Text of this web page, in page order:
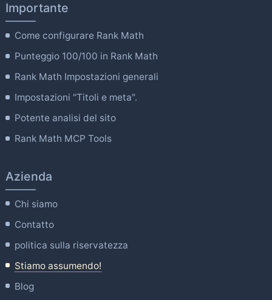
Importante
Come configurare Rank Math
Punteggio 100/100 in Rank Math
Rank Math Impostazioni generali
Impostazioni "Titoli e meta".
Potente analisi del sito
Rank Math MCP Tools
Azienda
Chi siamo
Contatto
politica sulla riservatezza
Stiamo assumendo!
Blog